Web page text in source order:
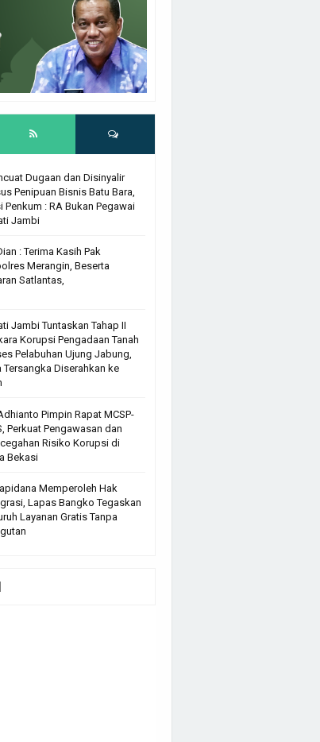
Dugaan dan Disinyalir
Penipuan Bisnis Batu Bara,
Penkum : RA Bukan Pegawai
Jambi
: Terima Kasih Pak
Merangin, Beserta
Satlantas,
Jambi Tuntaskan Tahap II
Korupsi Pengadaan Tanah
Pelabuhan Ujung Jabung,
Tersangka Diserahkan ke
Pimpin Rapat MCSP-
Perkuat Pengawasan dan
Risiko Korupsi di
Bekasi
Memperoleh Hak
Lapas Bangko Tegaskan
Layanan Gratis Tanpa